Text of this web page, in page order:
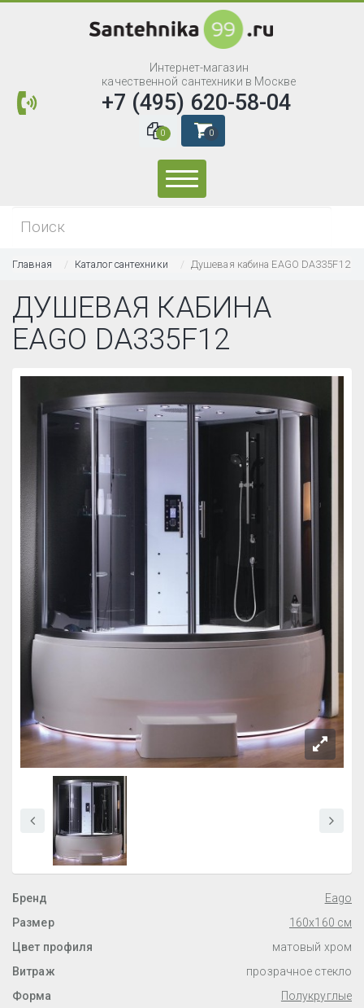
Интернет-магазин
качественной сантехники в Москве
+7 (495) 620-58-04
0 0
Главная Каталог сантехники Душевая кабина EAGO DA335F12
ДУШЕВАЯ КАБИНА
EAGO DA335F12
Бренд
Eago
Размер
160x160 см
Цвет профиля
матовый хром
Витраж
прозрачное стекло
Форма
Полукруглые